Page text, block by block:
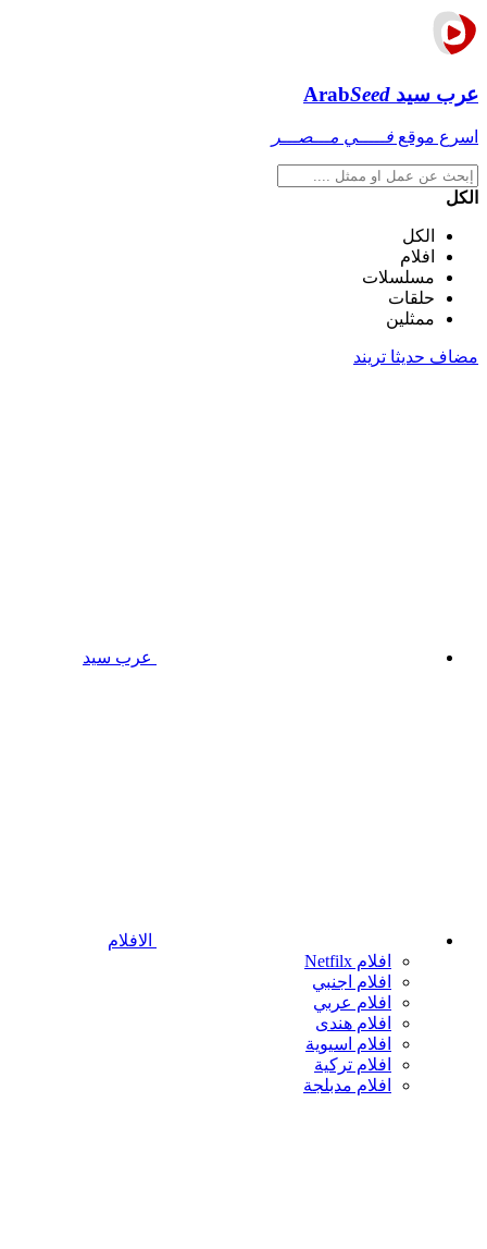
عرب سيد ArabSeed
اسرع موقع فـــــي مـــصـــر
الكل
الكل
افلام
مسلسلات
حلقات
ممثلين
مضاف حديثا تريند
عرب سيد
الافلام
افلام Netfilx
افلام اجنبي
افلام عربي
افلام هندى
افلام اسيوية
افلام تركية
افلام مدبلجة